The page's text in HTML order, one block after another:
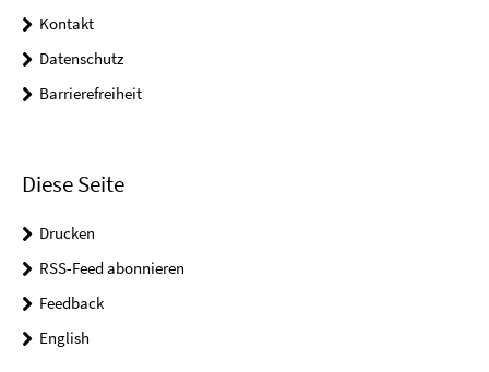
Kontakt
Datenschutz
Barrierefreiheit
Diese Seite
Drucken
RSS-Feed abonnieren
Feedback
English